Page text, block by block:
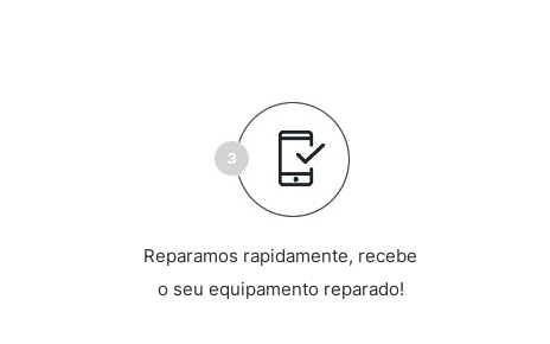
Reparamos rapidamente, recebe
o seu equipamento reparado!